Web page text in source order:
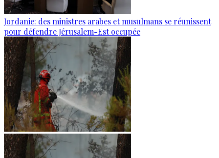
Jordanie: des ministres arabes et musulmans se réunissent
pour défendre Jérusalem-Est occupée